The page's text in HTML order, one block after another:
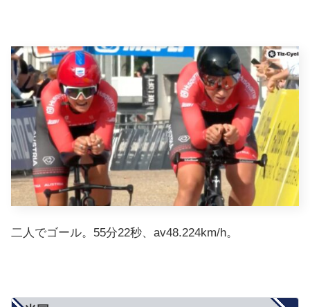
二人でゴール。55分22秒、av48.224km/h。